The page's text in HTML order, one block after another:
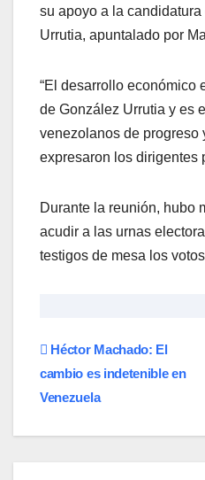
su apoyo a la
Urrutia, apuntalado por
“El desarrollo económico
de González Urrutia y es
venezolanos de progreso
expresaron los dirigentes
Durante la reunión, hubo
acudir a las urnas
testigos de mesa los
Navegación
de
entradas
Héctor Machado: El
cambio es indetenible en
Venezuela